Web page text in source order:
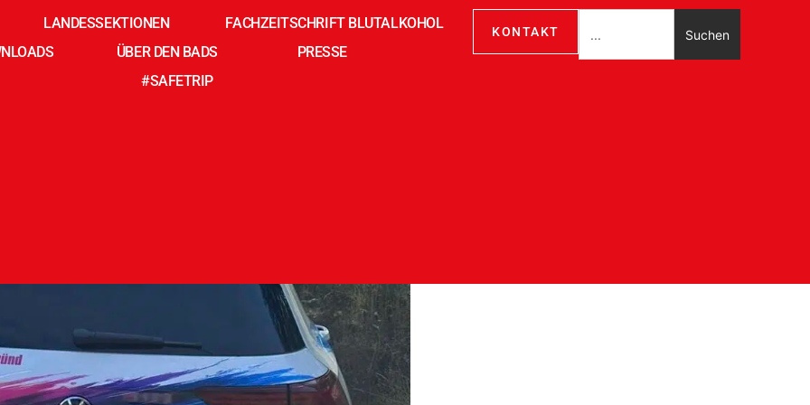
LANDESSEKTIONEN
FACHZEITSCHRIFT BLUTALKOHOL
ÜBER DEN BADS
PRESSE
#SAFETRIP
KONTAKT Suchen
Präsenz, wo es dringend notwendig ist“